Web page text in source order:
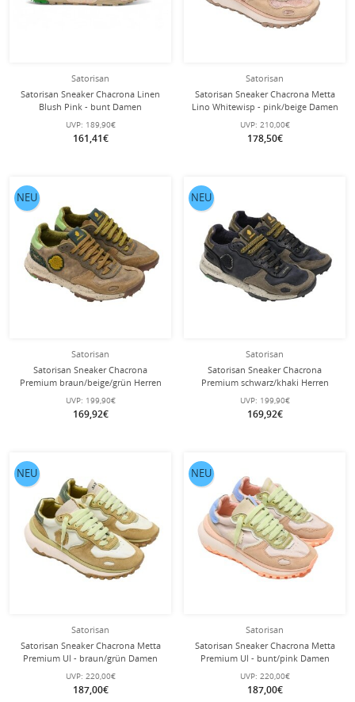
Satorisan
Satorisan Sneaker Chacrona Linen
Blush Pink - bunt Damen
UVP: 189,90€
161,41€
Satorisan
Satorisan Sneaker Chacrona Metta
Lino Whitewisp - pink/beige Damen
UVP: 210,00€
178,50€
Satorisan
Satorisan Sneaker Chacrona
Premium braun/beige/grün Herren
UVP: 199,90€
169,92€
NEU
Satorisan
Satorisan Sneaker Chacrona
Premium schwarz/khaki Herren
UVP: 199,90€
169,92€
NEU
Satorisan
Satorisan Sneaker Chacrona Metta
Premium Ul - braun/grün Damen
UVP: 220,00€
187,00€
NEU
Satorisan
Satorisan Sneaker Chacrona Metta
Premium Ul - bunt/pink Damen
UVP: 220,00€
187,00€
NEU